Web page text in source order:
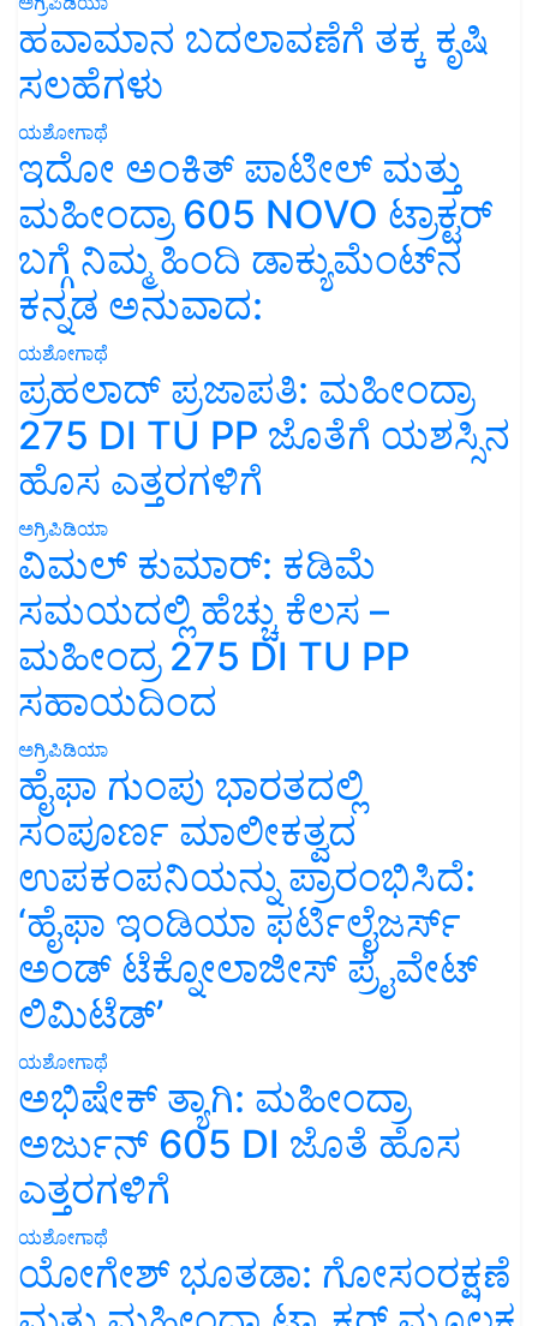
ಹವಾಮಾನ ಬದಲಾವಣೆಗೆ ತಕ್ಕ ಕೃಷಿ
ಸಲಹೆಗಳು
ಯಶೋಗಾಥೆ
ಇದೋ ಅಂಕಿತ್ ಪಾಟೀಲ್ ಮತ್ತು
ಮಹೀಂದ್ರಾ 605 NOVO ಟ್ರಾಕ್ಟರ್
ಬಗ್ಗೆ ನಿಮ್ಮ ಹಿಂದಿ ಡಾಕ್ಯುಮೆಂಟ್‌ನ
ಕನ್ನಡ ಅನುವಾದ:
ಯಶೋಗಾಥೆ
ಪ್ರಹಲಾದ್ ಪ್ರಜಾಪತಿ: ಮಹೀಂದ್ರಾ
275 DI TU PP ಜೊತೆಗೆ ಯಶಸ್ಸಿನ
ಹೊಸ ಎತ್ತರಗಳಿಗೆ
ಅಗ್ರಿಪಿಡಿಯಾ
ವಿಮಲ್ ಕುಮಾರ್: ಕಡಿಮೆ
ಸಮಯದಲ್ಲಿ ಹೆಚ್ಚು ಕೆಲಸ –
ಮಹೀಂದ್ರ 275 DI TU PP
ಸಹಾಯದಿಂದ
ಅಗ್ರಿಪಿಡಿಯಾ
ಹೈಫಾ ಗುಂಪು ಭಾರತದಲ್ಲಿ
ಸಂಪೂರ್ಣ ಮಾಲೀಕತ್ವದ
ಉಪಕಂಪನಿಯನ್ನು ಪ್ರಾರಂಭಿಸಿದೆ:
‘ಹೈಫಾ ಇಂಡಿಯಾ ಫರ್ಟಿಲೈಜರ್ಸ್
ಅಂಡ್ ಟೆಕ್ನೋಲಾಜೀಸ್ ಪ್ರೈವೇಟ್
ಲಿಮಿಟೆಡ್’
ಯಶೋಗಾಥೆ
ಅಭಿಷೇಕ್ ತ್ಯಾಗಿ: ಮಹೀಂದ್ರಾ
ಅರ್ಜುನ್ 605 DI ಜೊತೆ ಹೊಸ
ಎತ್ತರಗಳಿಗೆ
ಯಶೋಗಾಥೆ
ಯೋಗೇಶ್ ಭೂತಡಾ: ಗೋಸಂರಕ್ಷಣೆ